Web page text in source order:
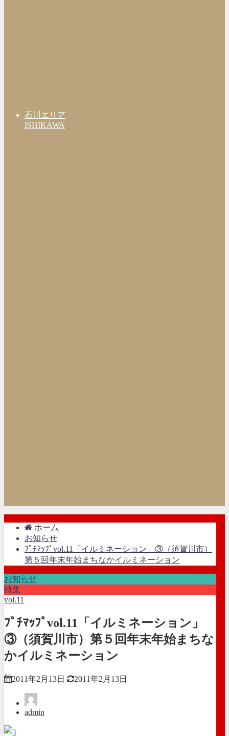
石川エリア
ISHIKAWA
ホーム
お知らせ
ﾌﾟﾁﾏｯﾌﾟvol.11「イルミネーション」③（須賀川市）
第５回年末年始まちなかイルミネーション
お知らせ
特集
vol.11
ﾌﾟﾁﾏｯﾌﾟvol.11「イルミネーション」
③（須賀川市）第５回年末年始まちな
かイルミネーション
2011年2月13日 2011年2月13日
admin